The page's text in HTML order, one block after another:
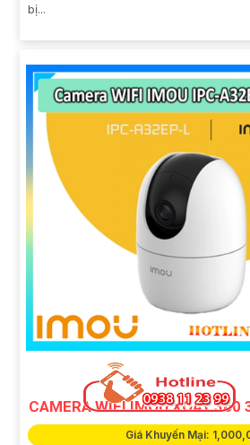
bị...
CAMERA WIFI IMOU XOAY
Giá Khuyến Mại: